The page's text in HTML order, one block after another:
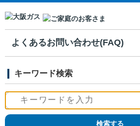
よくあるお問い合わせ(FAQ)
キーワード検索